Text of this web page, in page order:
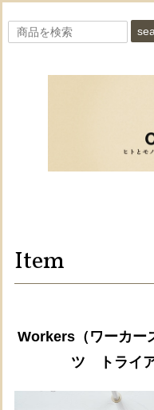
Item
Workers（ワーカ
ツ トライ